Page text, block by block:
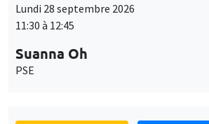
Lundi 28 septembre 2026
11:30 à 12:45
Suanna Oh
PSE